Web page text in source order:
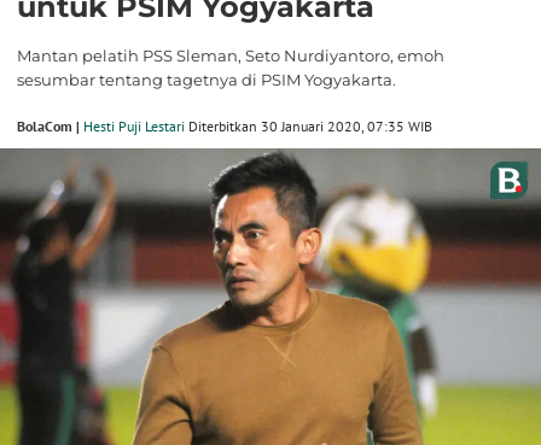
untuk PSIM Yogyakarta
Mantan pelatih PSS Sleman, Seto Nurdiyantoro, emoh
sesumbar tentang tagetnya di PSIM Yogyakarta.
BolaCom | Hesti Puji Lestari Diterbitkan 30 Januari 2020, 07:35 WIB